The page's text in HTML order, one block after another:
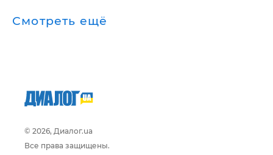
Смотреть ещё
© 2026, Диалог.ua
Все права защищены.